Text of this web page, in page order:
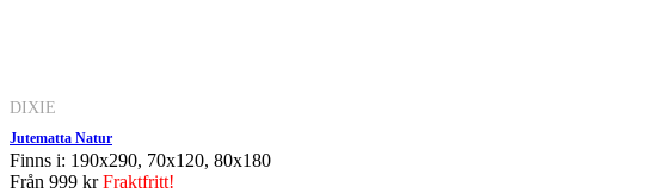
DIXIE
Jutematta Natur
Finns i: 190x290, 70x120, 80x180
Från 999 krFraktfritt!